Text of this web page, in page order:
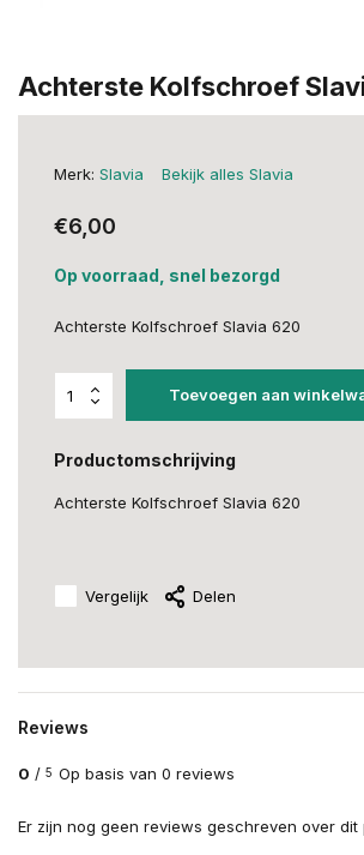
Achterste Kolfschroef
Merk: Slavia Bekijk alles Slavia
€6,00
Op voorraad, snel bezorgd
Achterste Kolfschroef Slavia 620
Toevoegen aan
Productomschrijving
Achterste Kolfschroef Slavia 620
Vergelijk Delen
Reviews
0 / 5 Op basis van 0 reviews
Er zijn nog geen reviews geschreven over dit